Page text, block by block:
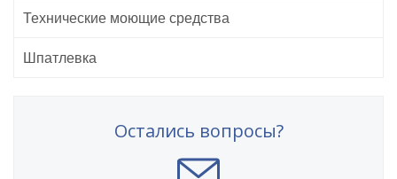
Технические моющие средства
Шпатлевка
Остались вопросы?